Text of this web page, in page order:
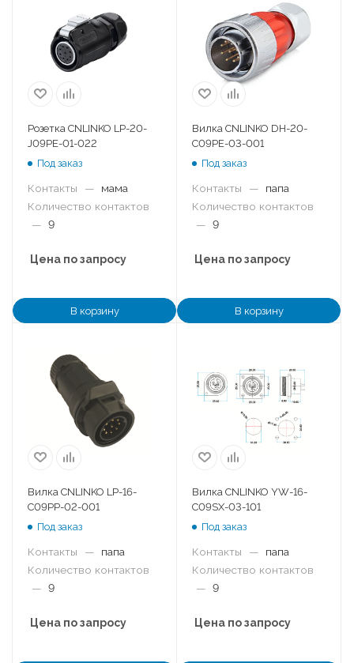
Розетка CNLINKO LP-20-
J09PE-01-022
Под заказ
Контакты —
мама
Количество контактов
— 9
Цена по запросу
В корзину
Вилка CNLINKO DH-20-
C09PE-03-001
Под заказ
Контакты —
папа
Количество контактов
— 9
Цена по запросу
В корзину
Вилка CNLINKO LP-16-
C09PP-02-001
Под заказ
Контакты —
папа
Количество контактов
— 9
Цена по запросу
Вилка CNLINKO YW-16-
C09SX-03-101
Под заказ
Контакты —
папа
Количество контактов
— 9
Цена по запросу